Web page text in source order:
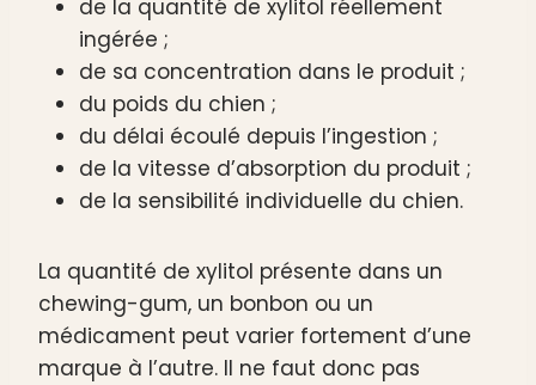
de la quantité de xylitol réellement
ingérée ;
de sa concentration dans le produit ;
du poids du chien ;
du délai écoulé depuis l’ingestion ;
de la vitesse d’absorption du produit ;
de la sensibilité individuelle du chien.
La quantité de xylitol présente dans un
chewing-gum, un bonbon ou un
médicament peut varier fortement d’une
marque à l’autre. Il ne faut donc pas